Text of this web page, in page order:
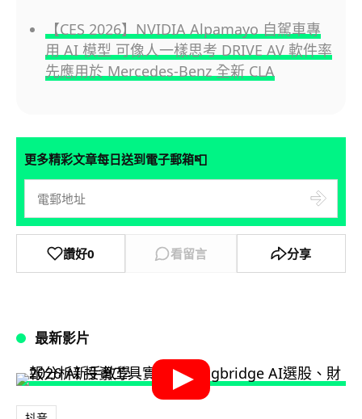
【CES 2026】NVIDIA Alpamayo 自駕車專
用 AI 模型 可像人一樣思考 DRIVE AV 軟件率
先應用於 Mercedes-Benz 全新 CLA
更多精彩文章每日送到電子郵箱📮
讚好0 看留言 分享
最新影片